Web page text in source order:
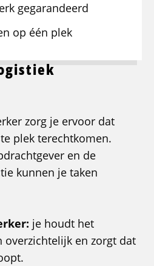
gegarandeerd
op één plek
zorg je ervoor dat
plek terechtkomen.
en de
kunnen je taken
je houdt het
overzichtelijk en zorgt dat